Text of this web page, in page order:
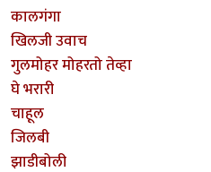
कालगंगा
खिलजी उवाच
गुलमोहर मोहरतो तेव्हा
घे भरारी
चाहूल
जिलबी
झाडीबोली